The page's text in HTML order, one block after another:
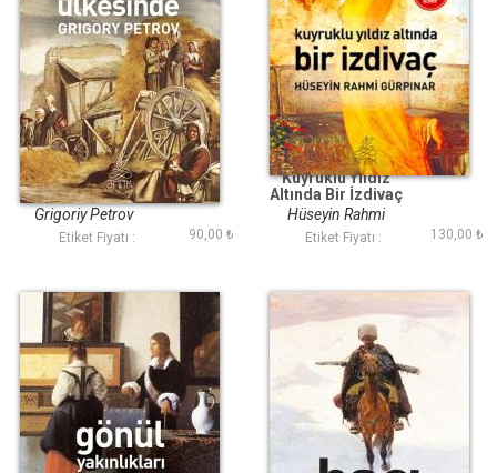
Beyaz Zambaklar
Ülkesinde (Antik
Dünya Klasikleri)
Grigoriy Petrov
Etiket Fiyatı : 90,00 ₺
Kuyruklu Yıldız
Altında Bir İzdivaç
(Antik Dünya
Klasikleri)
Hüseyin Rahmi
Gürpınar
Etiket Fiyatı : 130,00 ₺